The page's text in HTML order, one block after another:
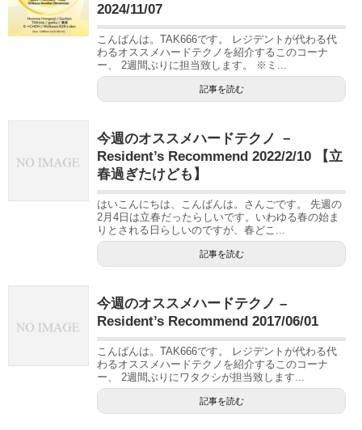
2024/11/07
こんばんは。TAK666です。 レジデントが代わる代
わるオススメハードテクノを紹介するこのコーナ
ー、 2週間ぶりに担当致します。 ※ミ...
記事を読む
今週のオススメハードテクノ －
Resident’s Recommend 2022/2/10 【立
春過ぎたけども】
はいこんにちは、こんばんは。さんごです。 先週の
2月4日は立春だったらしいです。いわゆる春の始ま
りとされる日らしいのですが、春どこ...
記事を読む
今週のオススメハードテクノ –
Resident’s Recommend 2017/06/01
こんばんは。TAK666です。 レジデントが代わる代
わるオススメハードテクノを紹介するこのコーナ
ー、 2週間ぶりにワタクシが担当致します...
記事を読む